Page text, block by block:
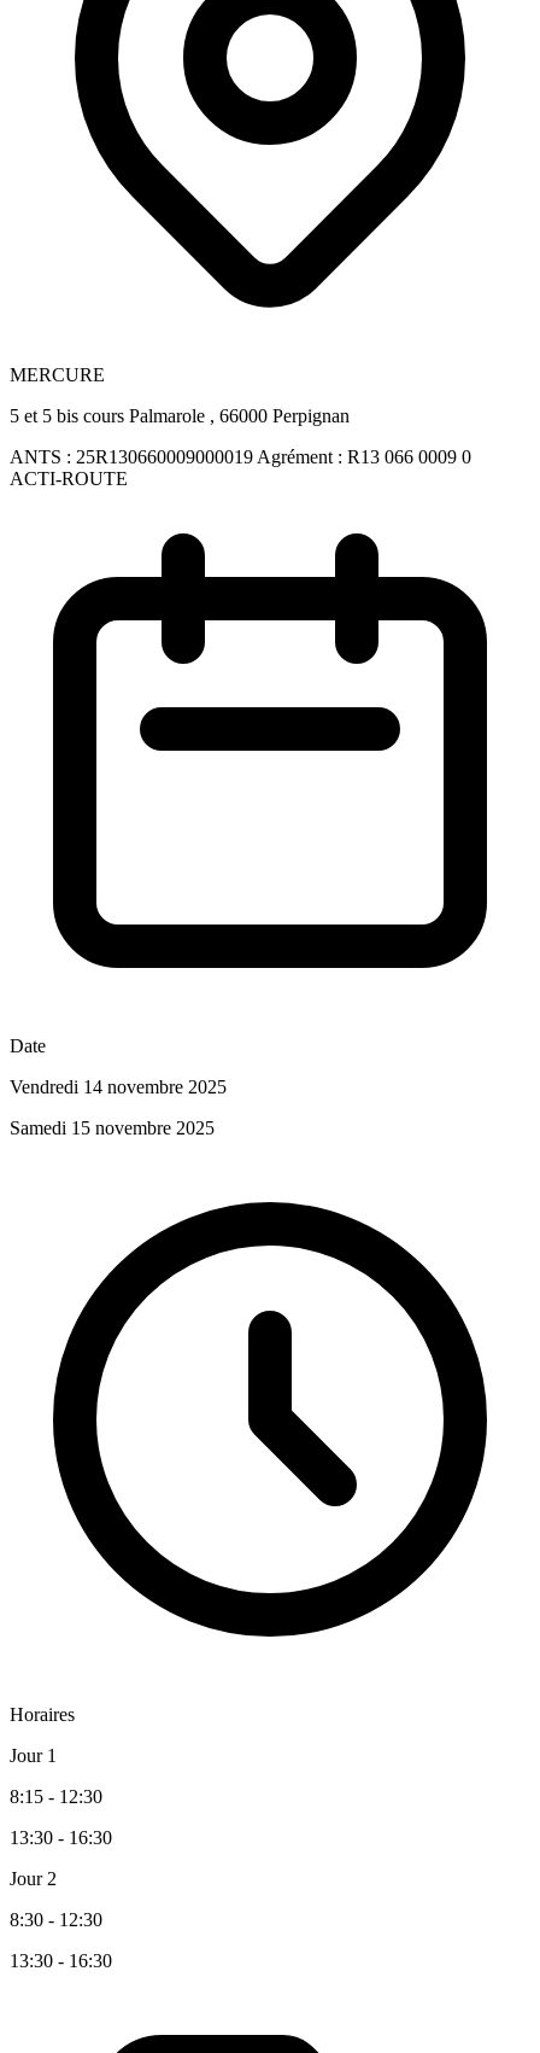
MERCURE
5 et 5 bis cours Palmarole , 66000 Perpignan
ANTS : 25R130660009000019 Agrément : R13 066 0009 0
ACTI-ROUTE
Date
Vendredi 14 novembre 2025
Samedi 15 novembre 2025
Horaires
Jour 1
8:15 - 12:30
13:30 - 16:30
Jour 2
8:30 - 12:30
13:30 - 16:30